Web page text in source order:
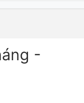
-